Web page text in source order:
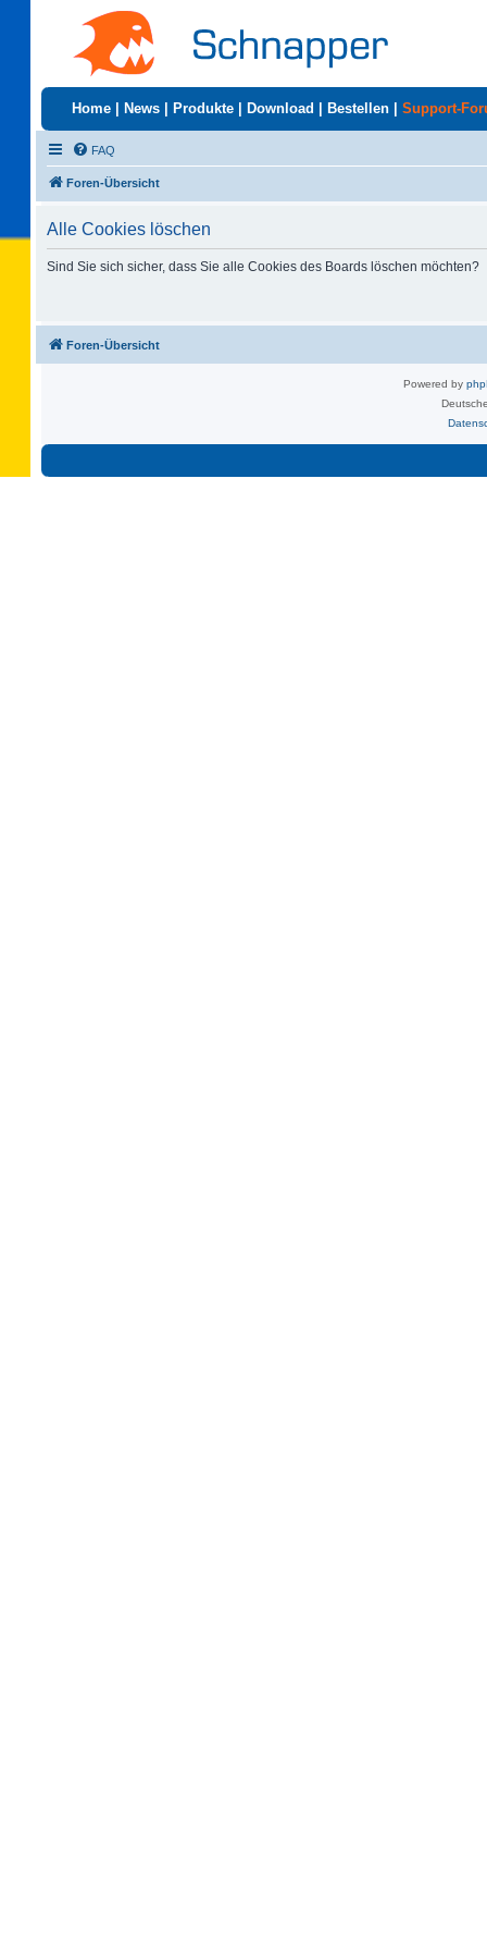
Home News Produkte Download Bestellen Support-
FAQ
Foren-Übersicht
Alle Cookies löschen
Sind Sie sich sicher, dass Sie alle Cookies des Boards löschen möchten?
Foren-Übersicht
Powered by